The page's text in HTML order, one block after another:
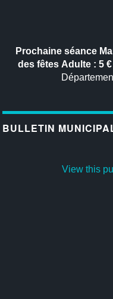
Prochaine séance
des fêtes Adulte : 5
BULLETIN
View this